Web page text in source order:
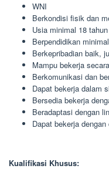
WNI
Berkondisi fisik dan
Usia minimal 18 tahun
Berpendidikan
Berkepribadian baik,
Mampu bekerja
Berkomunikasi dan
Dapat bekerja dalam
Bersedia bekerja
Beradaptasi dengan
Dapat bekerja
Kualifikasi Khusus: